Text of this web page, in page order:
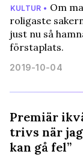
KULTUR • Om
roligaste
just nu så
förstaplats.
2019-10-04
Premiär
trivs när
kan gå fel”